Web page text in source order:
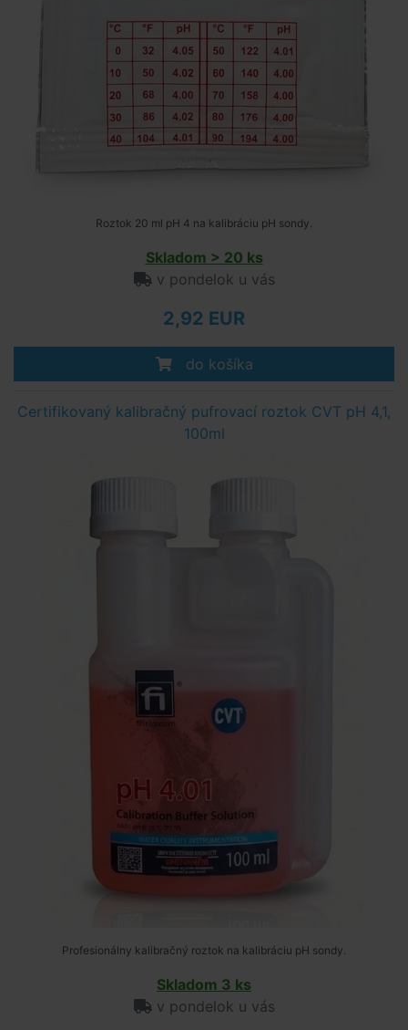
Roztok 20 ml pH 4 na kalibráciu pH sondy.
Skladom > 20 ks
v pondelok u vás
2,92 EUR
do košíka
Certifikovaný kalibračný pufrovací roztok CVT pH 4,1,
100ml
Profesionálny kalibračný roztok na kalibráciu pH sondy.
Skladom 3 ks
v pondelok u vás